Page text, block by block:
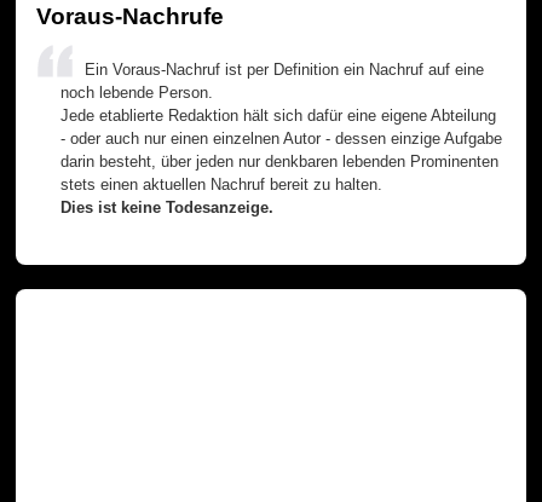
Voraus-Nachrufe
Ein Voraus-Nachruf ist per Definition ein Nachruf auf eine
noch lebende Person.
Jede etablierte Redaktion hält sich dafür eine eigene Abteilung
- oder auch nur einen einzelnen Autor - dessen einzige Aufgabe
darin besteht, über jeden nur denkbaren lebenden Prominenten
stets einen aktuellen Nachruf bereit zu halten.
Dies ist keine Todesanzeige.